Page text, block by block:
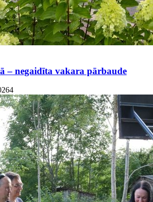
– negaidīta vakara pārbaude
4